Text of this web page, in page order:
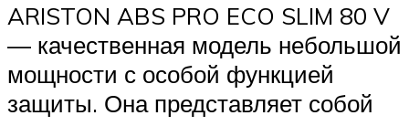
ARISTON ABS PRO ECO SLIM 80 V
— качественная модель небольшой
мощности с особой функцией
защиты. Она представляет собой